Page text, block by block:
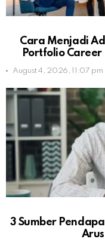
Cara Menjadi
Portfolio
August 4, 2026, 11:07 pm
3 Sumber